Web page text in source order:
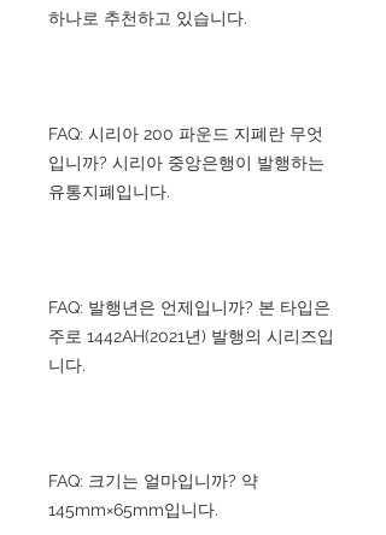
하나로 추천하고 있습니다.
FAQ: 시리아 200 파운드 지폐란 무엇
입니까? 시리아 중앙은행이 발행하는
유통지폐입니다.
FAQ: 발행년은 언제입니까? 본 타입은
주로 1442AH(2021년) 발행의 시리즈입
니다.
FAQ: 크기는 얼마입니까? 약
145mm×65mm입니다.